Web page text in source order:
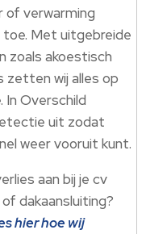
of verwarming
Met uitgebreide
zoals akoestisch
zetten wij alles op
In Overschild
uit zodat
weer vooruit kunt.
aan bij je cv
dakaansluiting?
hier hoe wij